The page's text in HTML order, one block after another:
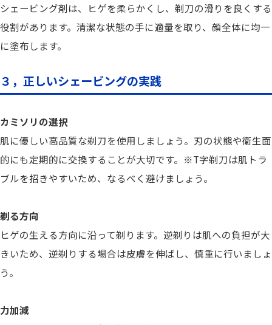
シェービング剤は、ヒゲを柔らかくし、剃刀の滑りを良くする
役割があります。清潔な状態の手に適量を取り、顔全体に均一
に塗布します。
３，正しいシェービングの実践
カミソリの選択
肌に優しい高品質な剃刀を使用しましょう。刃の状態や衛生面
的にも定期的に交換することが大切です。※T字剃刀は肌トラ
ブルを招きやすいため、なるべく避けましょう。
剃る方向
ヒゲの生える方向に沿って剃ります。逆剃りは肌への負担が大
きいため、逆剃りする場合は皮膚を伸ばし、慎重に行いましょ
う。
力加減